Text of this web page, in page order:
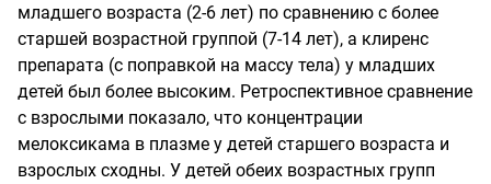
младшего возраста (2-6 лет) по сравнению с более
старшей возрастной группой (7-14 лет), а клиренс
препарата (с поправкой на массу тела) у младших
детей был более высоким. Ретроспективное сравнение
с взрослыми показало, что концентрации
мелоксикама в плазме у детей старшего возраста и
взрослых сходны. У детей обеих возрастных групп